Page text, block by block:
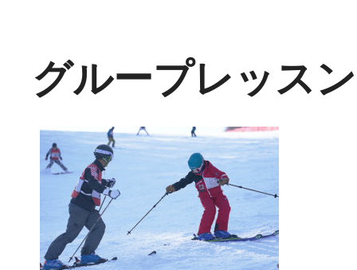
グループレッス